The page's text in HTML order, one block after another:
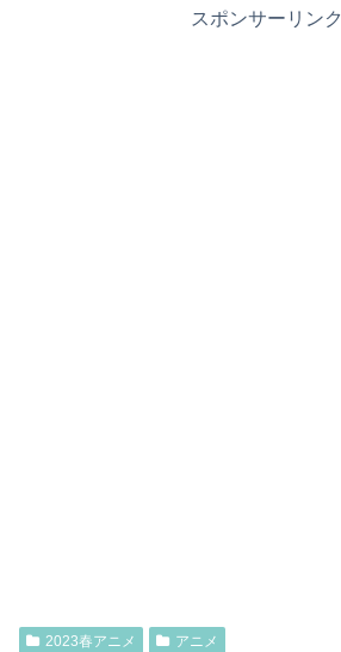
スポンサーリンク
2023春アニメ アニメ